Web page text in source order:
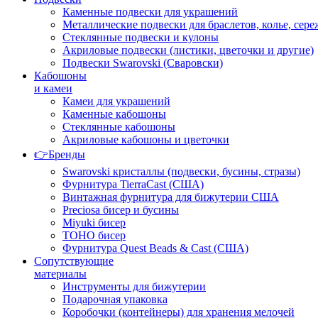
Каменные подвески для украшений
Металлические подвески для браслетов, колье,
Стеклянные подвески и кулоны
Акриловые подвески (листики, цветочки и другие)
Подвески Swarovski (Сваровски)
Кабошоны
и камеи
Камеи для украшений
Каменные кабошоны
Стеклянные кабошоны
Акриловые кабошоны и цветочки
👉Бренды
Swarovski кристаллы (подвески, бусины, стразы)
Фурнитура TierraCast (США)
Винтажная фурнитура для бижутерии США
Preciosa бисер и бусины
Miyuki бисер
TOHO бисер
Фурнитура Quest Beads & Cast (США)
Сопутствующие
материалы
Инструменты для бижутерии
Подарочная упаковка
Коробочки (контейнеры) для хранения мелочей